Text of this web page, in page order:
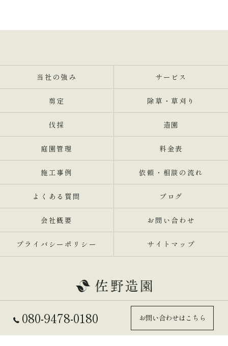
080-9478-0180 お問い合わせはこちら
当社の強み サービス
剪定 除草・草刈り
伐採 造園
庭園管理 料金表
施工事例 依頼・相談の流れ
よくある質問 ブログ
会社概要 お問い合わせ
プライバシーポリシー サイトマップ
© 2026 兵庫県東灘区の剪定業者なら佐野造園 ALL RIGHTS RESERVED.